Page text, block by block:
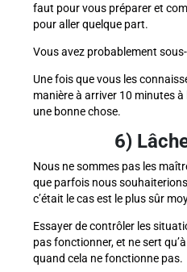
faut pour vous préparer et
pour aller quelque part.
Vous avez probablement
Une fois que vous les
manière à arriver 10 minutes à
une bonne chose.
6)
Nous ne sommes pas les
que parfois nous
c’était le cas est le plus sûr
Essayer de contrôler les
pas fonctionner, et ne sert
quand cela ne fonctionne pas.